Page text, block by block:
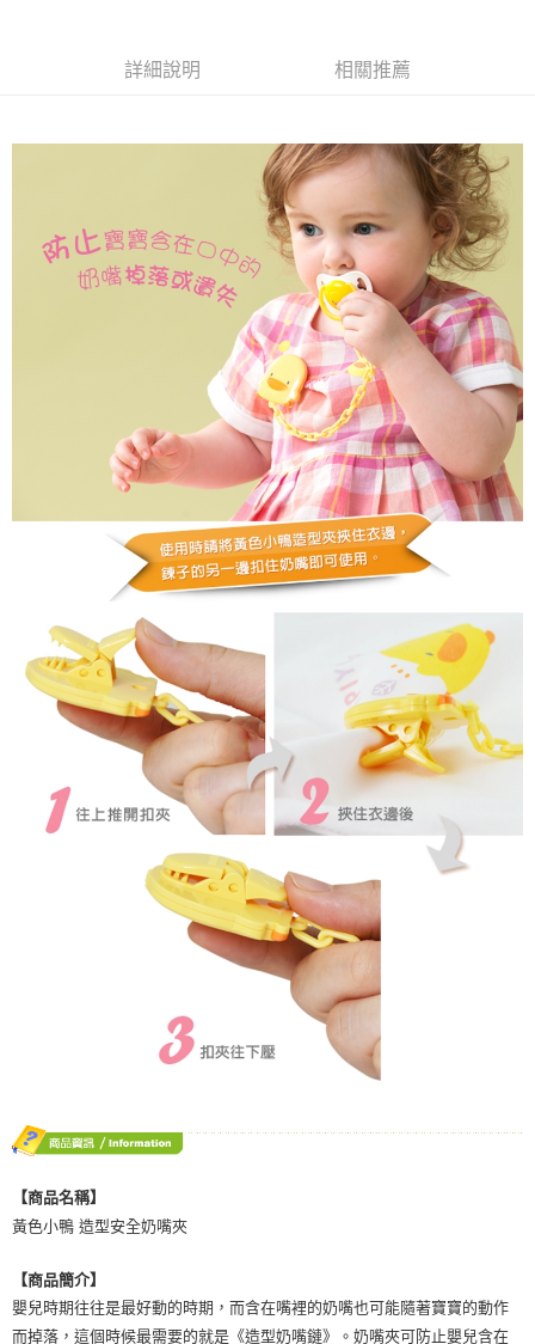
【「AFTEE先享後付」結帳流程】
１．於結帳方式選擇「AFTEE先享後付」後，將跳轉至「AFTEE先享後付」
３．收到繳費通知簡訊後14天內，點擊此簡訊中的連結，可透過四大超商／
ATM／網路銀行／等多元方式進行付款，方視為交易完成。
※ 請注意：結帳手續完成當下不需立刻繳費，但若您需要取消訂單，請聯絡
購買商品的店家。未經商家同意取消之訂單仍視為有效，需透過AFTEE先享
後付繳納相關費用。
※ 交易是否成功請以「AFTEE先享後付 」之結帳頁面顯示為準，若有關於
是否繳費成功／繳費後需取消欲退款等相關疑問，請聯繫「AFTEE先享後付
客戶支援中心」
https://netprotections.freshdesk.com/support/home
１．透過由恩沛科技股份有限公司提供之「AFTEE先享後付」服務完成之交
易，需依本服務之必要範圍內提供個人資料，並將交易相關給付款項請求債
權轉讓予恩沛科技股份有限公司。
２．關於個人資料處理事宜，請瀏覽以下網址：
https://aftee.tw/terms/#terms3
３．未成年的使用者請事先徵得法定代理人或監護人之同意方可使用
「AFTEE先享後付」，若未經同意申辦者引起之損失，本公司不負相關責
４．使用「AFTEE先享後付」時，將依據個別帳號之用戶狀況，依本公司即
時審查核予不同之上限額度；若仍有額度不足之情形，本公司將視審查結果
請求用戶進行身份認證。
５．嚴禁一人註冊多個帳號或使用他人資訊註冊。若發現惡意使用之情形，
恩沛科技股份有限公司將有權停止該用戶之使用額度並採取法律行動。
每筆NT$80，滿NT$600(含以上)免運費
付款後門市自取
詳細說明 相關推薦
【商品名稱】
黃色小鴨 造型安全奶嘴夾
【商品簡介】
嬰兒時期往往是最好動的時期，而含在嘴裡的奶嘴也可能隨著寶寶的動作
而掉落，這個時候最需要的就是《造型奶嘴鏈》。奶嘴夾可防止嬰兒含在